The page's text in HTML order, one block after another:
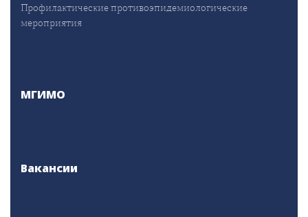
Профилактические противоэпидемиологические
мероприятия
МГИМО
Вакансии